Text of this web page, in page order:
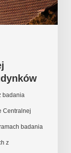
badania
Centralnej
badania
z